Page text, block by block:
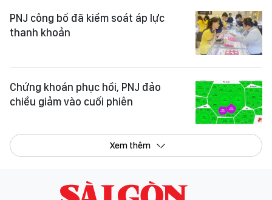
PNJ công bố đã kiểm soát áp lực
thanh khoản
Chứng khoán phục hồi, PNJ đảo
chiều giảm vào cuối phiên
Xem thêm